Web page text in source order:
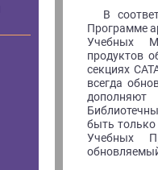
В
Программе
Учебных
продуктов
секциях
всегда
быть только
Учебных